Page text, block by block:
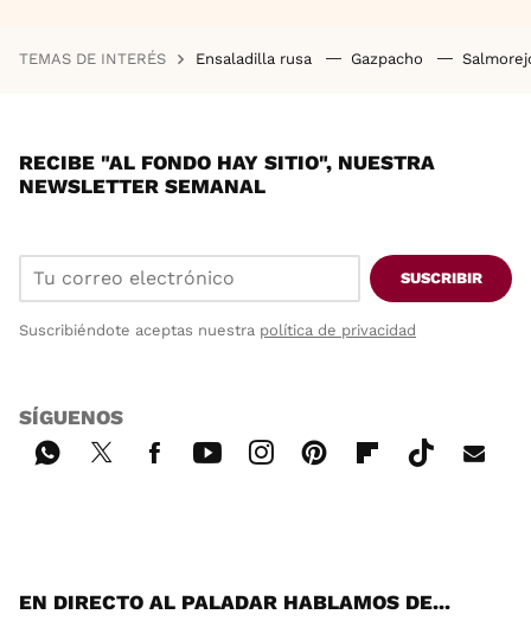
TEMAS DE INTERÉS Ensaladilla rusa Gazpacho
RECIBE "AL FONDO HAY SITIO", NUESTRA
NEWSLETTER SEMANAL
SUSCRIBIR
Suscribiéndote aceptas nuestra política de privacidad
SÍGUENOS
EN DIRECTO AL PALADAR HABLAMOS DE...